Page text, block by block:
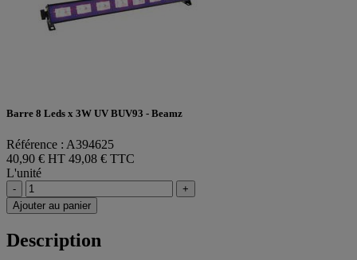
Barre 8 Leds x 3W UV BUV93 - Beamz
Référence : A394625
40,90 € HT 49,08 € TTC
L'unité
-
+
Ajouter au panier
Description